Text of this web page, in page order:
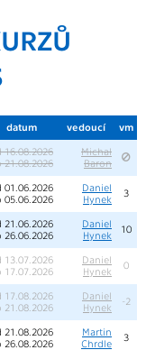
datum vedoucí vm
16.08.2026
21.08.2026
Michal
Baron
01.06.2026
05.06.2026
Daniel
Hynek
3
21.06.2026
26.06.2026
Daniel
Hynek
10
13.07.2026
17.07.2026
Daniel
Hynek
0
17.08.2026
21.08.2026
Daniel
Hynek
-2
21.08.2026
26.08.2026
Martin
Chrdle
3